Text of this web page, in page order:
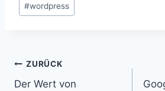
#wordpress
Beitragsnavigation
ZURÜCK
Der Wert von